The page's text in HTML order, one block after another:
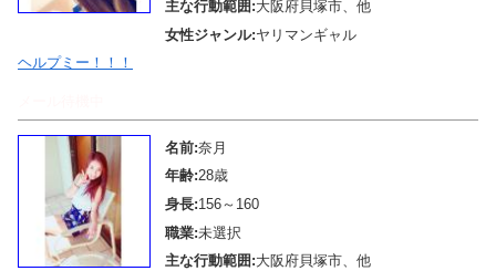
主な行動範囲:大阪府貝塚市、他
女性ジャンル:ヤリマンギャル
ヘルプミー！！！
名前:奈月
年齢:28歳
身長:156～160
職業:未選択
主な行動範囲:大阪府貝塚市、他